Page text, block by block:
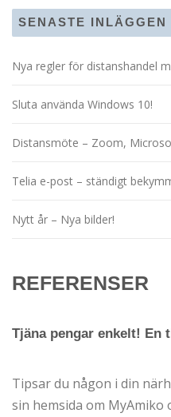
SENASTE INLÄGGEN
Nya regler för distanshandel
Sluta använda Windows 10!
Distansmöte – Zoom,
Telia e-post – ständigt
Nytt år – Nya bilder!
REFERENSER
Tjäna pengar enkelt! En
Tipsar du någon i din
sin hemsida om